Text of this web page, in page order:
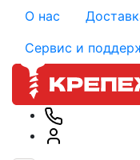
О нас
Сервис и